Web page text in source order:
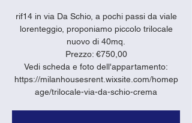
rif14 in via Da Schio, a pochi passi da viale
lorenteggio, proponiamo piccolo trilocale
nuovo di 40mq.
Prezzo: €750,00
Vedi scheda e foto dell'appartamento:
https://milanhousesrent.wixsite.com/homep
age/trilocale-via-da-schio-crema